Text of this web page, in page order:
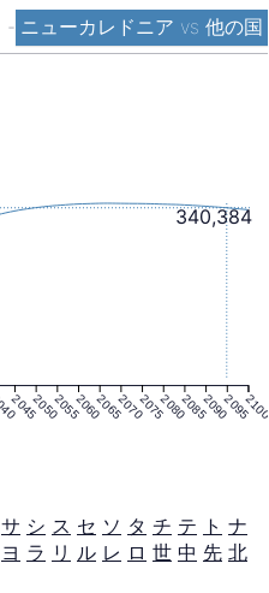
- ニューカレドニア vs 他の国
204520502055206020652070207520802085209020952100
340,384
サ シ ス セ ソ タ チ テ ト ナ
ヨ ラ リ ル レ ロ 世 中 先 北